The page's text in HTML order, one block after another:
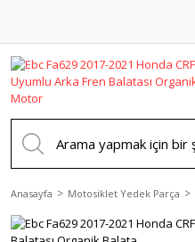
Anasayfa Motosiklet Yedek Parça